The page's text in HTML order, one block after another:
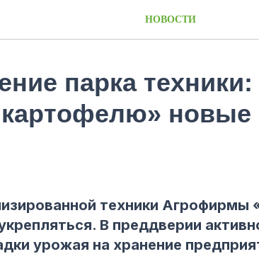
НОВОСТИ
парка
новые
техники
В преддверии
урожая на хранение